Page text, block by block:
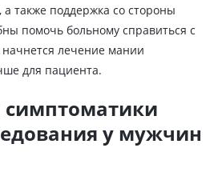
также поддержка со стороны
помочь больному справиться с
лечение мании
для пациента.
симптоматики
у мужчин